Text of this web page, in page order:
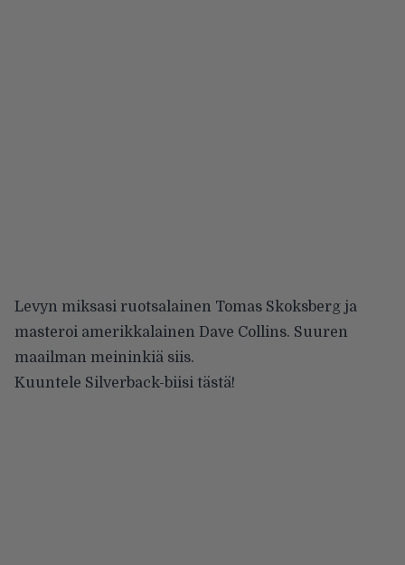
Levyn miksasi ruotsalainen Tomas Skoksberg ja
masteroi amerikkalainen Dave Collins. Suuren
maailman meininkiä siis.
Kuuntele Silverback-biisi tästä!